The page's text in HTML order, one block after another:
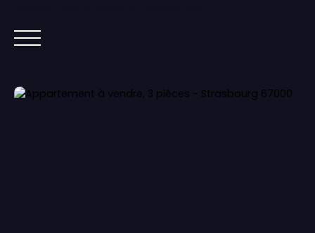
ACCUEIL ACHETER IMMOBILIER NEUF